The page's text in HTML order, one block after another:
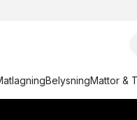
BelysningMattor &